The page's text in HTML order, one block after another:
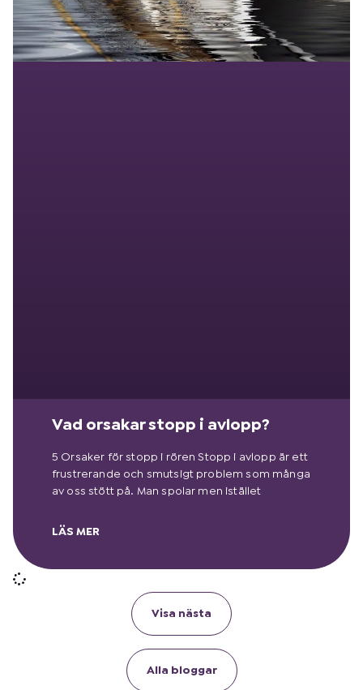
Vad orsakar stopp i avlopp?
5 Orsaker för stopp i rören Stopp i avlopp är ett
frustrerande och smutsigt problem som många
av oss stött på. Man spolar men istället
LÄS MER
Visa nästa
Alla bloggar